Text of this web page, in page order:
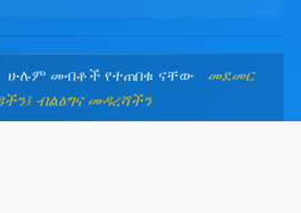
ሁሉም መብቶች የተጠበቁ ናቸው መደመር
ብልፅግና መዳረሻችን